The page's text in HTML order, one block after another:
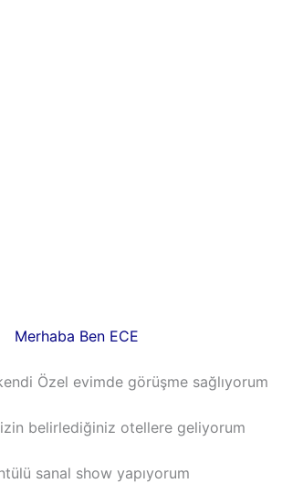
Merhaba Ben ECE
Özel evimde görüşme sağlıyorum
belirlediğiniz otellere geliyorum
sanal show yapıyorum